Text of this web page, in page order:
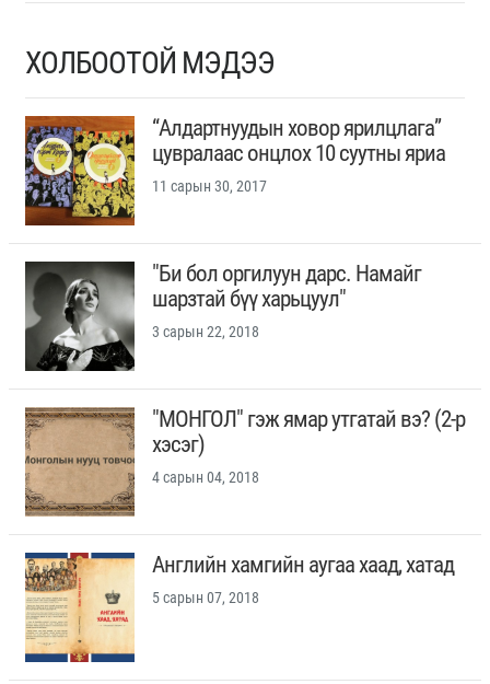
ХОЛБООТОЙ МЭДЭЭ
“Алдартнуудын ховор ярилцлага”
цувралаас онцлох 10 суутны яриа
11 сарын 30, 2017
"Би бол оргилуун дарс. Намайг
шарзтай бүү харьцуул"
3 сарын 22, 2018
"МОНГОЛ" гэж ямар утгатай вэ? (2-р
хэсэг)
4 сарын 04, 2018
Английн хамгийн аугаа хаад, хатад
5 сарын 07, 2018